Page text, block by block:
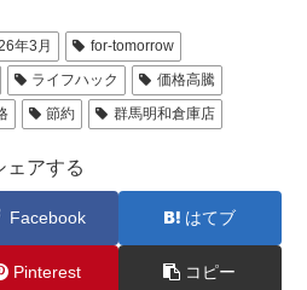
年3月
for-tomorrow
ライフハック
価格高騰
節約 群馬明和倉庫店
ェアする
Facebook はてブ
Pinterest コピー